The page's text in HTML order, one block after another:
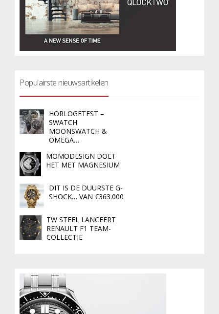
Populairste nieuwsartikelen
HORLOGETEST –
SWATCH
MOONSWATCH &
OMEGA…
MOMODESIGN DOET
HET MET MAGNESIUM
DIT IS DE DUURSTE G-
SHOCK… VAN €363.000
TW STEEL LANCEERT
RENAULT F1 TEAM-
COLLECTIE